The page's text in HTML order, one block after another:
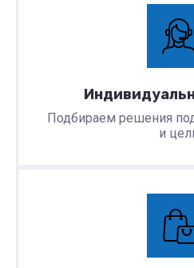
Подбираем решения
и